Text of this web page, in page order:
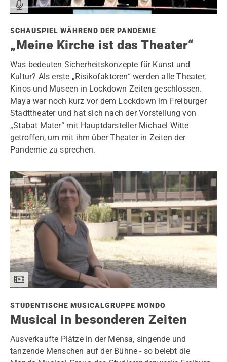
SCHAUSPIEL WÄHREND DER PANDEMIE
„Meine Kirche ist das Theater“
Was bedeuten Sicherheitskonzepte für Kunst und
Kultur? Als erste „Risikofaktoren“ werden alle Theater,
Kinos und Museen in Lockdown Zeiten geschlossen.
Maya war noch kurz vor dem Lockdown im Freiburger
Stadttheater und hat sich nach der Vorstellung von
„Stabat Mater“ mit Hauptdarsteller Michael Witte
getroffen, um mit ihm über Theater in Zeiten der
Pandemie zu sprechen.
STUDENTISCHE MUSICALGRUPPE MONDO
Musical in besonderen Zeiten
Ausverkaufte Plätze in der Mensa, singende und
tanzende Menschen auf der Bühne - so belebt die